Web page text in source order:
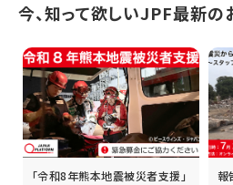
今、知って欲しいJPF最新の
「令和8年熊本地震被災者支援」
報